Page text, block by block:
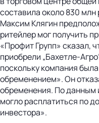
составила около 830
Максим Клягин
ритейлер мог получить
«Профит Групп» сказал,
приобрели „Бахетле-
поскольку компания
обременением». Он
обременения. По данным
могло расплатиться по
инвестора».